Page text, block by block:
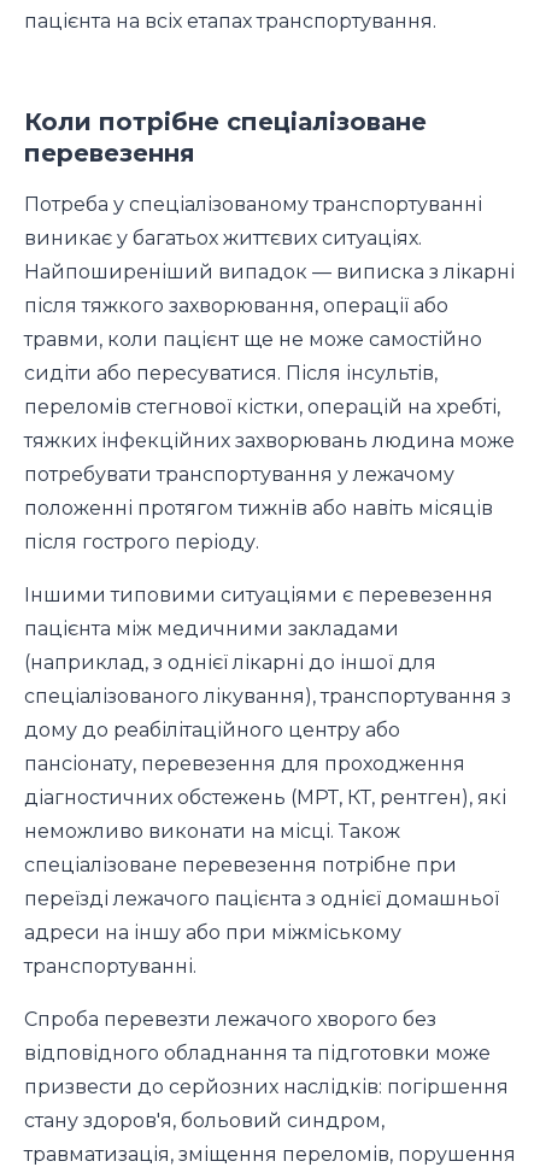
пацієнта на всіх етапах транспортування.
Коли потрібне спеціалізоване
перевезення
Потреба у спеціалізованому транспортуванні
виникає у багатьох життєвих ситуаціях.
Найпоширеніший випадок — виписка з лікарні
після тяжкого захворювання, операції або
травми, коли пацієнт ще не може самостійно
сидіти або пересуватися. Після інсультів,
переломів стегнової кістки, операцій на хребті,
тяжких інфекційних захворювань людина може
потребувати транспортування у лежачому
положенні протягом тижнів або навіть місяців
після гострого періоду.
Іншими типовими ситуаціями є перевезення
пацієнта між медичними закладами
(наприклад, з однієї лікарні до іншої для
спеціалізованого лікування), транспортування з
дому до реабілітаційного центру або
пансіонату, перевезення для проходження
діагностичних обстежень (МРТ, КТ, рентген), які
неможливо виконати на місці. Також
спеціалізоване перевезення потрібне при
переїзді лежачого пацієнта з однієї домашньої
адреси на іншу або при міжміському
транспортуванні.
Спроба перевезти лежачого хворого без
відповідного обладнання та підготовки може
призвести до серйозних наслідків: погіршення
стану здоров'я, больовий синдром,
травматизація, зміщення переломів, порушення